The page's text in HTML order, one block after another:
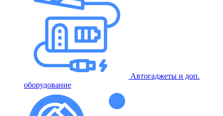
Автогаджеты и доп.
оборудование